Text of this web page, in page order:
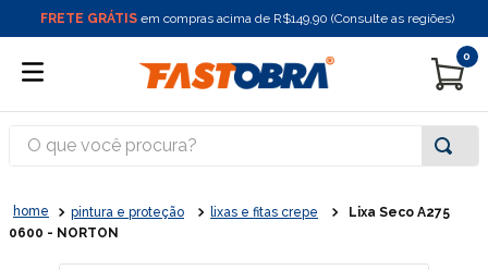
FRETE GRÁTIS em compras acima de R$149,90 (Consulte as regiões)
0
O que você procura?
pintura e proteção lixas e fitas crepe
Lixa Seco A275
0600 - NORTON